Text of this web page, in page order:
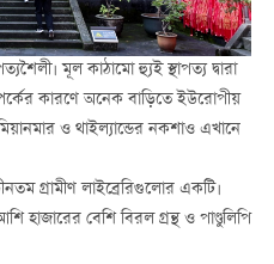
মূল কাঠামো হ্যুই স্থাপত্য দ্বারা
কারণে অনেক বাড়িতে ইউরোপীয়
ও থাইল্যান্ডের নকশাও এখানে
গ্রামীণ লাইব্রেরিগুলোর একটি।
হাজারের বেশি বিরল গ্রন্থ ও পাণ্ডুলিপি